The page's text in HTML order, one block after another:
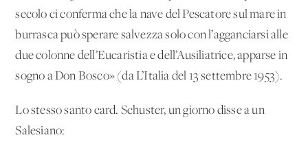
secolo ci conferma che la nave del Pescatore sul mare in
burrasca può sperare salvezza solo con l’agganciarsi alle
due colonne dell’Eucaristia e dell’Ausiliatrice, apparse in
sogno a Don Bosco» (da L’Italia del 13 settembre 1953).
Lo stesso santo card. Schuster, un giorno disse a un
Salesiano: